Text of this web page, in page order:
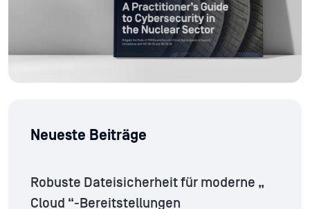
Neueste Beiträge
Robuste Dateisicherheit für moderne „
Cloud “-Bereitstellungen